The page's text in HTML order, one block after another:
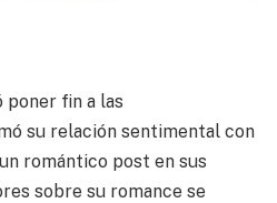
poner fin a las
su relación sentimental con
romántico post en sus
sobre su romance se